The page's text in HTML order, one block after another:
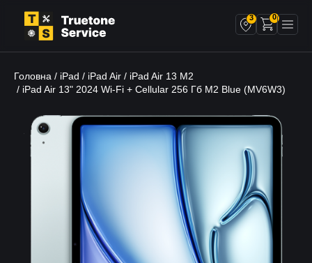
3 0
Головна / iPad / iPad Air / iPad Air 13 M2
/ iPad Air 13" 2024 Wi-Fi + Cellular 256 Гб M2 Blue (MV6W3)